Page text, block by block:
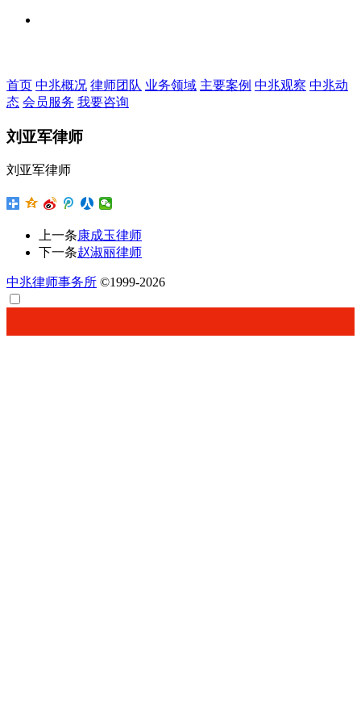
首页 中兆概况 律师团队 业务领域 主要案例 中兆观察 中兆动
态 会员服务 我要咨询
刘亚军律师
刘亚军律师
上一条康成玉律师
下一条赵淑丽律师
中兆律师事务所 ©1999-2026